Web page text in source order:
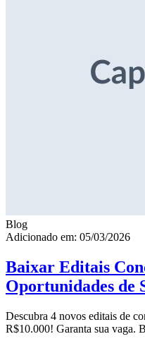
Blog
Adicionado em: 05/03/2026
Baixar Editais
Oportunidades de
Descubra 4 novos editais de
R$10.000! Garanta sua vaga.